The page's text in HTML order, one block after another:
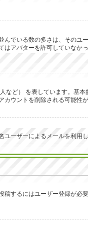
でいる数の多さは、そのユ
アバターを許可していなか
ど） を表しています。基
ウントを削除される可能性が
ーザーによるメールを利用
するにはユーザー登録が必